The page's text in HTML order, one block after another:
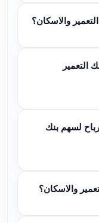
والاسكان؟
التعمير
لسهم بنك